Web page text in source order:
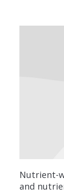
Nutrient-
and